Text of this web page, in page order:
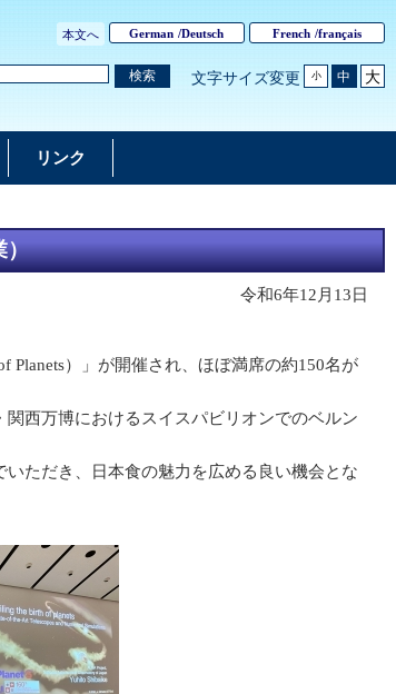
本文へ German /Deutsch French /français
検索 文字サイズ変更 小 中 大
リンク
）
令和6年12月13日
）」が開催され、ほぼ満席の約150名が
西万博におけるスイスパビリオンでのベルン
ただき、日本食の魅力を広める良い機会とな